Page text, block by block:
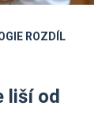
ROZDÍL
liší od